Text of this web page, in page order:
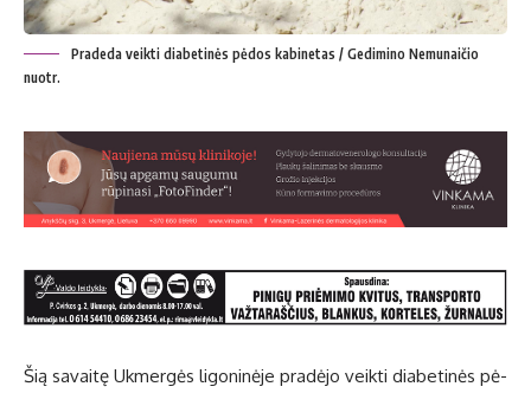
Pradeda veikti diabetinės pėdos kabinetas / Gedimino Nemunaičio
nuotr.
Šią sa­vai­tę Uk­mer­gės li­go­ni­nė­je pra­dė­jo veik­ti dia­be­ti­nės pė­